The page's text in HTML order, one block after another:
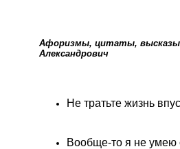
Афоризмы, цитаты,
Александрович
Не тратьте жизнь
Вообще-то я не умею